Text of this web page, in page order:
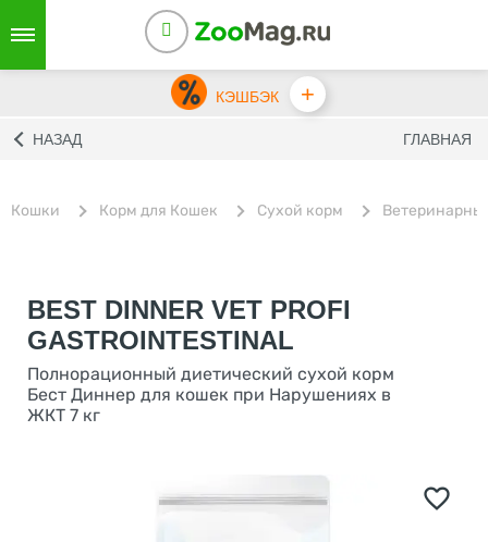
КЭШБЭК +
НАЗАД ГЛАВНАЯ
Кошки Корм для Кошек Сухой корм
BEST DINNER VET PROFI
GASTROINTESTINAL
Полнорационный диетический сухой корм
Бест Диннер для кошек при Нарушениях в
ЖКТ 7 кг